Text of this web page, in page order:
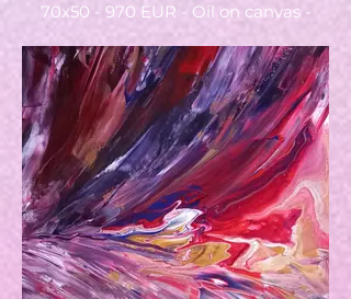
70x50 - 970 EUR - Oil on canvas -
2022 - A festmény címén sokat
rágódtam: "Valami érdekes...";
Virtuális világ"; "Valami más..."
Többértelmű kép. A 2020-as velencei
karneválon feleségem által készített
tablószerű fotón fedeztem fel ezt a
részletet. A világ egyik
legelvarázsoltabb eseményének
meseszerű "díszletei" közt a lezser
Gucciba és "áltoplákba" öltözött fiúk
a virtuális valóságot nézik, nem
törődve a körülöttük suhanó
titokzatos maskarákkal. Végül is,
melyik valóság az "igazi"?